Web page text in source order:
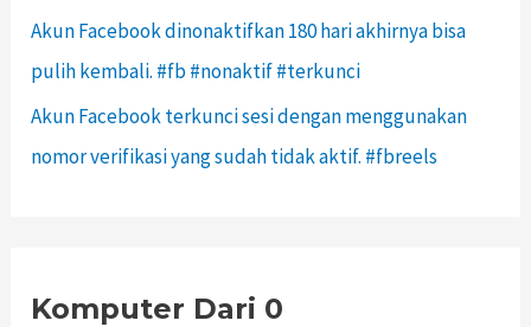
Akun Facebook dinonaktifkan 180 hari akhirnya bisa
pulih kembali. #fb #nonaktif #terkunci
Akun Facebook terkunci sesi dengan menggunakan
nomor verifikasi yang sudah tidak aktif. #fbreels
Komputer Dari 0